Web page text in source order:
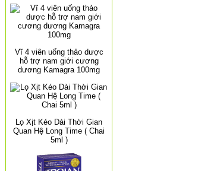
Vĩ 4 viên uống thảo dược
hỗ trợ nam giới cương
dương Kamagra 100mg
Lọ Xịt Kéo Dài Thời Gian
Quan Hệ Long Time ( Chai
5ml )